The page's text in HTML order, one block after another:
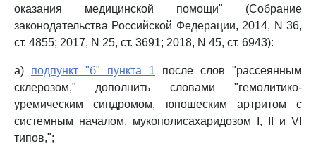
оказания медицинской помощи" (Собрание
законодательства Российской Федерации, 2014, N 36,
ст. 4855; 2017, N 25, ст. 3691; 2018, N 45, ст. 6943):
а) подпункт "б" пункта 1 после слов "рассеянным
склерозом," дополнить словами "гемолитико-
уремическим синдромом, юношеским артритом с
системным началом, мукополисахаридозом I, II и VI
типов,";